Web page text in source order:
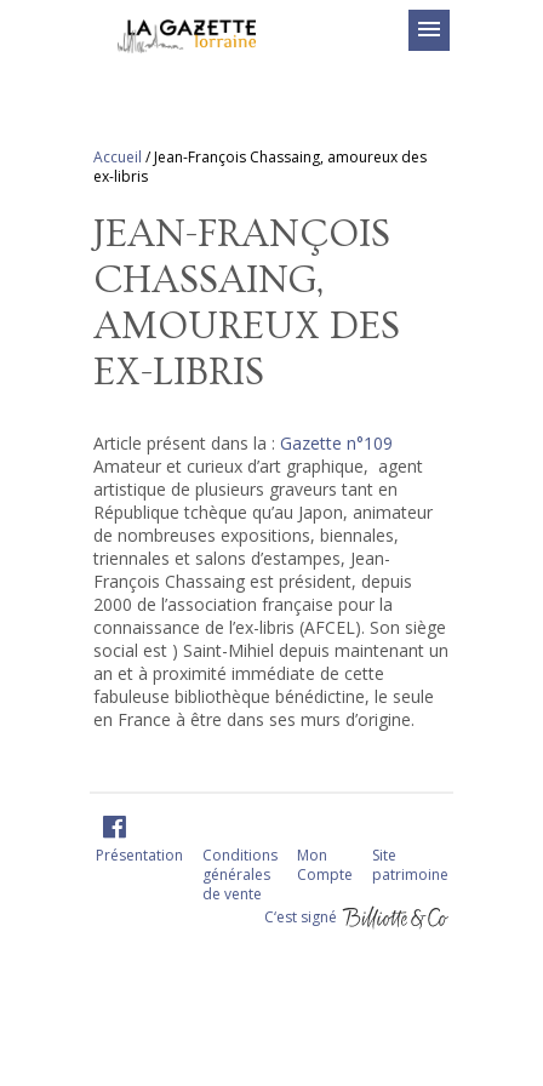
menu
Accueil /Jean-François Chassaing, amoureux des
ex-libris
JEAN-FRANÇOIS
CHASSAING,
AMOUREUX DES
EX-LIBRIS
Article présent dans la : Gazette n°109
Amateur et curieux d’art graphique, agent
artistique de plusieurs graveurs tant en
République tchèque qu’au Japon, animateur
de nombreuses expositions, biennales,
triennales et salons d’estampes, Jean-
François Chassaing est président, depuis
2000 de l’association française pour la
connaissance de l’ex-libris (AFCEL). Son siège
social est ) Saint-Mihiel depuis maintenant un
an et à proximité immédiate de cette
fabuleuse bibliothèque bénédictine, le seule
en France à être dans ses murs d’origine.
Présentation
Conditions
générales
de vente
Mon
Compte
Site
patrimoine
C‘est signé